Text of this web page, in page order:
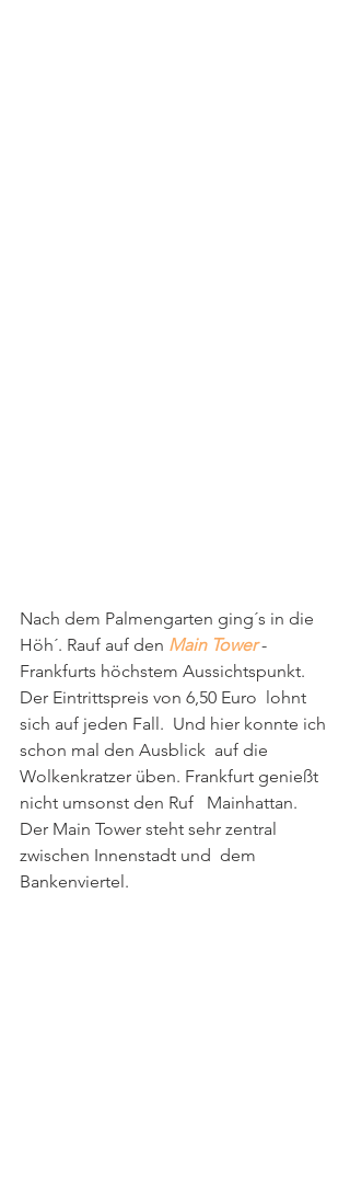
Nach dem Palmengarten ging´s in die
Höh´. Rauf auf den Main Tower -
Frankfurts höchstem Aussichtspunkt.
Der Eintrittspreis von 6,50 Euro  lohnt
sich auf jeden Fall.  Und hier konnte ich
schon mal den Ausblick  auf die
Wolkenkratzer üben. Frankfurt genießt
nicht umsonst den Ruf   Mainhattan.
Der Main Tower steht sehr zentral
zwischen Innenstadt und  dem
Bankenviertel.